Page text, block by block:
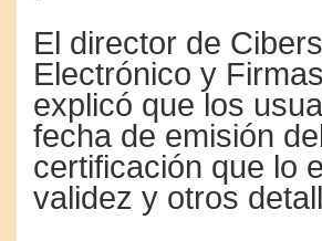
El director de
Electrónico y
explicó que los
fecha de emisión
certificación que lo
validez y otros